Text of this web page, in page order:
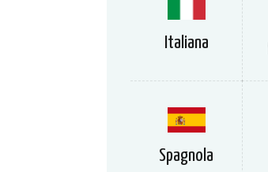
Italiana
Spagnola